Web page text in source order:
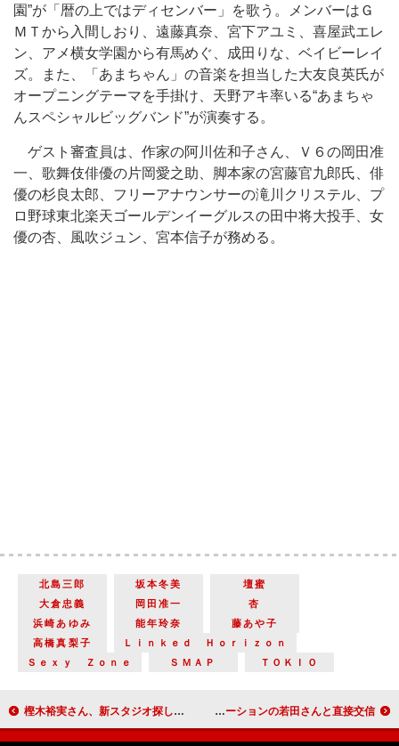
園”が「暦の上ではディセンバー」を歌う。メンバーはＧ
ＭＴから入間しおり、遠藤真奈、宮下アユミ、喜屋武エレ
ン、アメ横女学園から有馬めぐ、成田りな、ベイビーレイ
ズ。また、「あまちゃん」の音楽を担当した大友良英氏が
オープニングテーマを手掛け、天野アキ率いる“あまちゃ
んスペシャルビッグバンド”が演奏する。
ゲスト審査員は、作家の阿川佐和子さん、Ｖ６の岡田准
一、歌舞伎俳優の片岡愛之助、脚本家の宮藤官九郎氏、俳
優の杉良太郎、フリーアナウンサーの滝川クリステル、プ
ロ野球東北楽天ゴールデンイーグルスの田中将大投手、女
優の杏、風吹ジュン、宮本信子が務める。
北島三郎 坂本冬美
壇蜜
大倉忠義
岡田准一
杏
浜崎あゆみ
能年玲奈
藤あや子
高橋真梨子
Ｌｉｎｋｅｄ Ｈｏｒｉｚｏｎ
Ｓｅｘｙ Ｚｏｎｅ
ＳＭＡＰ ＴＯＫＩＯ
樫木裕実さん、新スタジオ探し中 「ホームができるように頑張りたい」 紅白歌合戦、白組司会の嵐がスペシャル対談 大野智、宇宙ステーションの若田さんと直接交信